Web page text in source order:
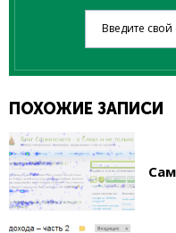
Введите свой
ПОХОЖИЕ ЗАПИСИ